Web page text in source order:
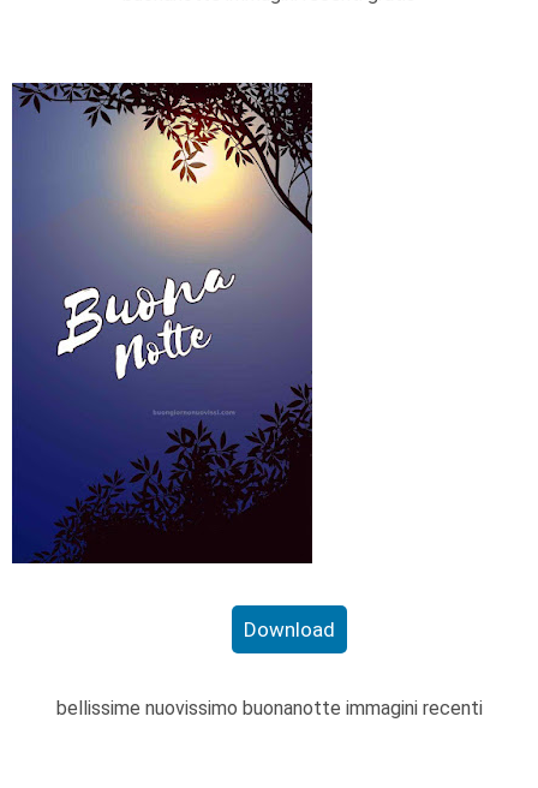
Download
bellissime nuovissimo buonanotte immagini recenti